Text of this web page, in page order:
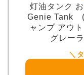
灯油タンク
Genie Tank (
ャンプ アウ
グレー